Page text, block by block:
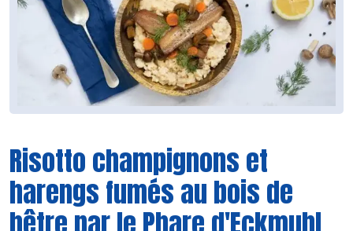
Risotto champignons et
harengs fumés au bois de